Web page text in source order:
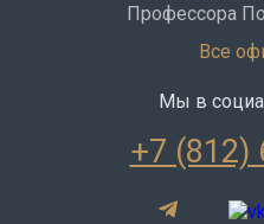
Профессора
Все
Мы в
+7 (812)